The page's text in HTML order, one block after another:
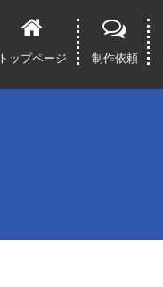
トップページ 制作依頼